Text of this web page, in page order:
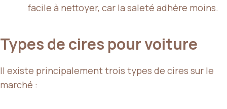
facile à nettoyer, car la saleté adhère moins.
Types de cires pour voiture
Il existe principalement trois types de cires sur le
marché :